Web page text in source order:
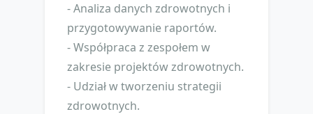
- Analiza danych zdrowotnych i
przygotowywanie raportów.
- Współpraca z zespołem w
zakresie projektów zdrowotnych.
- Udział w tworzeniu strategii
zdrowotnych.